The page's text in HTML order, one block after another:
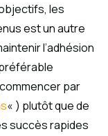
les
est un autre
l’adhésion
par
« ) plutôt que de
succès rapides